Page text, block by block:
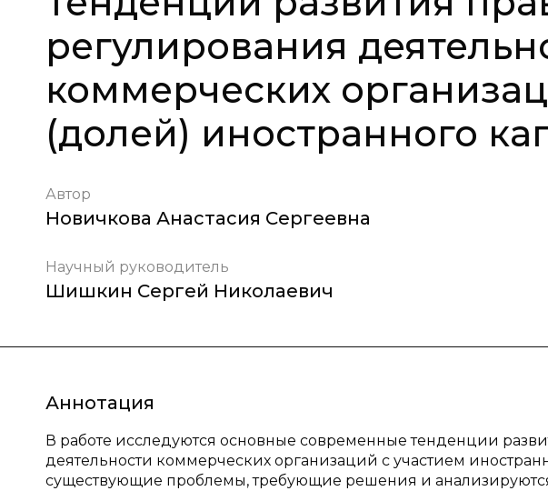
регулирования
коммерческих
(долей) иностранного
Автор
Новичкова Анастасия Сергеевна
Научный руководитель
Шишкин Сергей Николаевич
Аннотация
В работе исследуются основные современные тенденции
деятельности коммерческих организаций с участием
существующие проблемы, требующие решения и